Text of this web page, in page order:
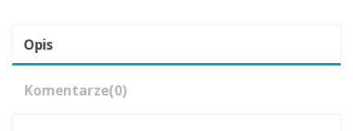
Opis
Komentarze(0)